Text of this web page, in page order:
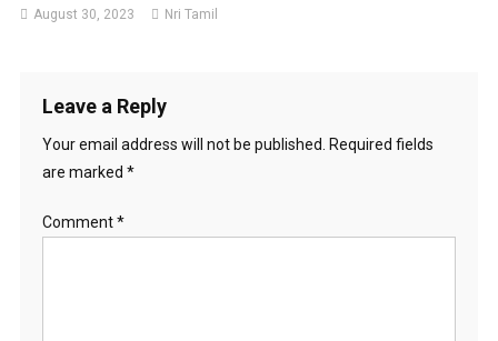
August 30, 2023 Nri Tamil
Leave a Reply
Your email address will not be published. Required fields
are marked *
Comment*